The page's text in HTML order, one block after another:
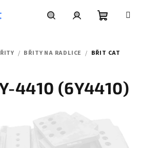
/ BŘITY NA RADLICE / BŘIT CAT
4410 (6Y4410)